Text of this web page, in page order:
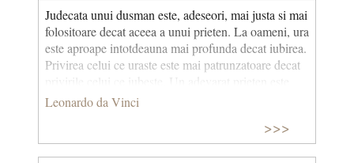
scriitorilor care cred că este înjositor pentru ei să fie
înțeleși de oricine. Ulterior, expresia a devenit un
proverb prin care se exprimă o superioritate
disprețuitoare față de masa plebeiană, față de omul
din popor, considerat profan și ignorant și care nu
Judecata unui dusman este, adeseori, mai justa si mai
folositoare decat aceea a unui prieten. La oameni, ura
este aproape intotdeauna mai profunda decat iubirea.
Privirea celui ce uraste este mai patrunzatoare decat
privirile celui ce iubeste. Un adevarat prieten este
unul si acelasi lucru cu tine insuti. Dar dusmanul tau
ascunse.
Leonardo da Vinci
>>>